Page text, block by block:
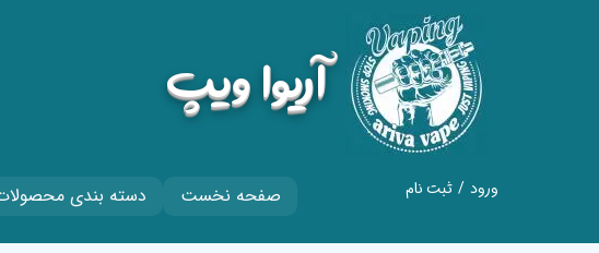
صفحه نخست دسته بندی ورود / ثبت نام
​آریوا ویپ